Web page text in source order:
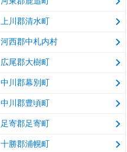
上川郡清水町
河西郡中札内村
広尾郡大樹町
中川郡幕別町
中川郡豊頃町
足寄郡足寄町
十勝郡浦幌町